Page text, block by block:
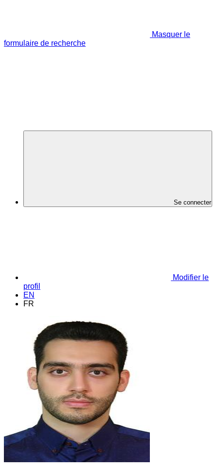
Masquer le
formulaire de recherche
Se connecter
Modifier le
profil
EN
FR